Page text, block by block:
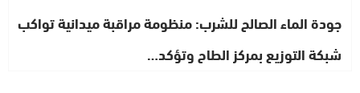
جودة الماء الصالح للشرب: منظومة مراقبة ميدانية تواكب
شبكة التوزيع بمركز الطاح وتؤكد…